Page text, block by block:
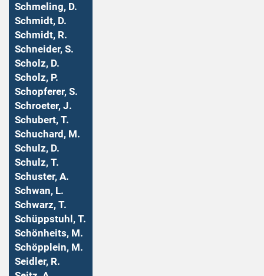
Schmeling, D.
Schmidt, D.
Schmidt, R.
Schneider, S.
Scholz, D.
Scholz, P.
Schopferer, S.
Schroeter, J.
Schubert, T.
Schuchard, M.
Schulz, D.
Schulz, T.
Schuster, A.
Schwan, L.
Schwarz, T.
Schüppstuhl, T.
Schönheits, M.
Schöpplein, M.
Seidler, R.